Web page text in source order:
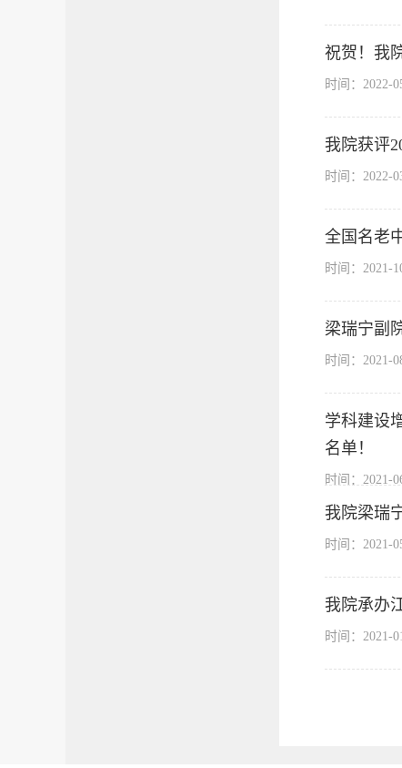
祝贺！我
时间：2022-
我院获评
时间：2022-
全国名老
时间：2021-
梁瑞宁副
时间：2021-
学科建设
名单！
时间：2021-
我院梁瑞
时间：2021-
我院承办
时间：2021-